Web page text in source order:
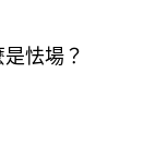
怯場？